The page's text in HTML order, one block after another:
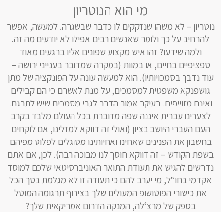
מי הוא הנוטריון
נוטריון – לא משהו שנזקקים לו כדבר שבשגרה. למעשה, אפשר
להרחיב על כך ולומר שאנשים רבים אפילו לא יודעים מה זה.
ולמה שידעו? זהו איש מקצוע שפונים אליו ברגעים מאוד
ספציפיים בחיים, או במוות (במקרה שמדובר בענייני ירושה –
עוד נדבך בסמכויותיו). הוא למעשה עונה על הפונקציה של מתן
גושפנקא משפטית למסמכים, על מנת לאשרם כי הם קבילים
ואינם מזוייפים. בעיקר אמור הדבר לגבי מסמכים שיש לתרגם.
לצערינו עברית איננה שפה מדוברת בכל העולם מלבד בקרב
העם העברי היושב בציון (ואולי זה דווקא למזלינו, אם לוקחים
בחשבון את הפנינים שאחינו ואחיותינו מסוגלים לפלוט מפיהם
בשפת הקודש – זה דווקא חוסך לנו מבוכה רבה). לכן, אם אתם
נדרשים להגיש את תעודת התואר האוניברסיטאי שלכם למוסד
אקדמי בחו“ל, מי יערב להם כי תעודה זו לא מגלמת בסך הכל
את כישורי הפוטושופ המעולים שלך בצירוף תרגומה המוטל
בספק של מרצ‘לה, המנקה הדרום אמריקאית שלך?